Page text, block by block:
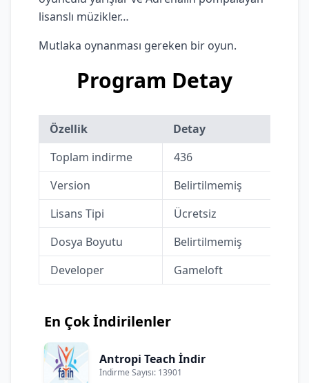
lisanslı müzikler…
Mutlaka oynanması gereken bir oyun.
Program Detay
Özellik
Detay
Toplam indirme
436
Version
Belirtilmemiş
Lisans Tipi
Ücretsiz
Dosya Boyutu
Belirtilmemiş
Developer
Gameloft
En Çok İndirilenler
Antropi Teach İndir
İndirme Sayısı: 13901